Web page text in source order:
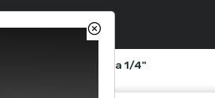
Público
de hilo 3/8" a 1/4"